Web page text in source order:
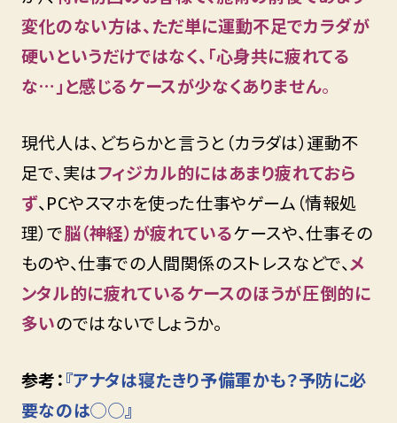
変化のない方は、ただ単に運動不足でカラダが
硬いというだけではなく、「心身共に疲れてる
な…」と感じるケースが少なくありません。
現代人は、どちらかと言うと（カラダは）運動不
足で、実はフィジカル的にはあまり疲れておら
ず、PCやスマホを使った仕事やゲーム（情報処
理）で脳（神経）が疲れているケースや、仕事その
ものや、仕事での人間関係のストレスなどで、メ
ンタル的に疲れているケースのほうが圧倒的に
多いのではないでしょうか。
参考：『アナタは寝たきり予備軍かも？予防に必
要なのは◯◯』